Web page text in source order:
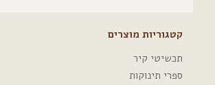
קטגוריות מוצרים
תכשיטי קיר
ספרי תינוקות